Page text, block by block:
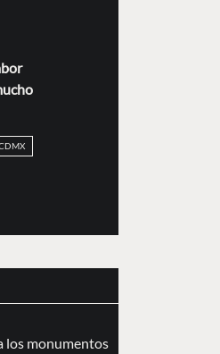
los monumentos